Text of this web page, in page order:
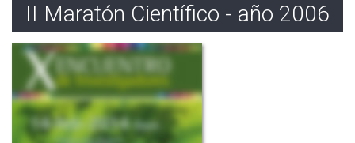
II Maratón Científico - año 2006